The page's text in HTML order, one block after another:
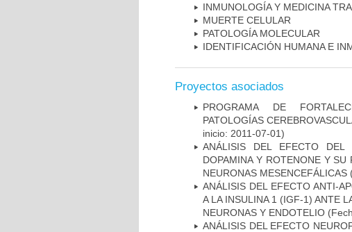
INMUNOLOGÍA Y MEDICINA
MUERTE CELULAR
PATOLOGÍA MOLECULAR
IDENTIFICACIÓN HUMANA E
Proyectos asociados
PROGRAMA DE
PATOLOGÍAS
inicio: 2011-07-01)
ANÁLISIS DEL EFECTO DEL
DOPAMINA Y ROTENONE Y
NEURONAS MESENCEFÁLICAS
ANÁLISIS DEL EFECTO ANTI-
A LA INSULINA 1 (IGF-1) ANTE
NEURONAS Y ENDOTELIO
ANÁLISIS DEL EFECTO